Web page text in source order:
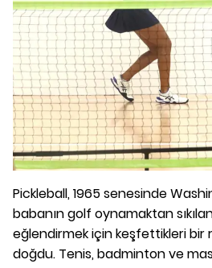
Pickleball, 1965 senesinde
babanın golf oynamaktan
eğlendirmek için keşfettikleri bir
doğdu. Tenis, badminton ve